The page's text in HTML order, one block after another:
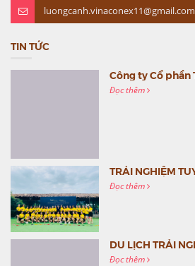
luongcanh.vinaconex11@gmail.com
TIN TỨC
Đọc thêm
Đọc thêm
Đọc thêm